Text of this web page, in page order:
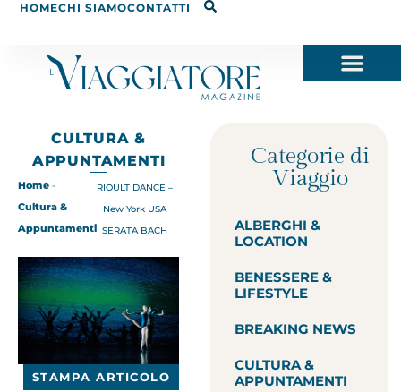
HOMECHI SIAMOCONTATTI
CULTURA &
APPUNTAMENTI
Home -
Cultura &
Appuntamenti
RIOULT DANCE –
New York USA
SERATA BACH
STAMPA ARTICOLO
Categorie di
Viaggio
ALBERGHI &
LOCATION
BENESSERE &
LIFESTYLE
BREAKING NEWS
CULTURA &
APPUNTAMENTI